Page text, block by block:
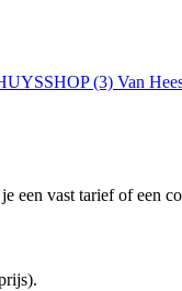
(3) Van
een vast tarief of een